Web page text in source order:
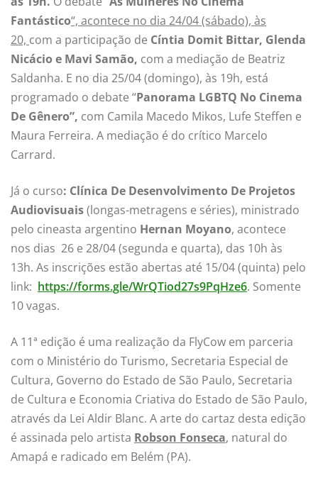
Fantástico“, acontece no dia 24/04 (sábado), às
20, com a participação de Cíntia Domit Bittar, Glenda
Nicácio e Mavi Samão, com a mediação de Beatriz
Saldanha. E no dia 25/04 (domingo), às 19h, está
programado o debate “Panorama LGBTQ No Cinema
De Gênero”, com Camila Macedo Mikos, Lufe Steffen e
Maura Ferreira. A mediação é do crítico Marcelo
Carrard.
Já o curso: Clínica De Desenvolvimento De Projetos
Audiovisuais(longas-metragens e séries), ministrado
pelo cineasta argentino Hernan Moyano, acontece
nos dias 26 e 28/04 (segunda e quarta), das 10h às
13h. As inscrições estão abertas até 15/04 (quinta) pelo
link: https://forms.gle/WrQTiod27s9PqHze6. Somente
10 vagas.
A 11ª edição é uma realização da FlyCow em parceria
com o Ministério do Turismo, Secretaria Especial de
Cultura, Governo do Estado de São Paulo, Secretaria
de Cultura e Economia Criativa do Estado de São Paulo,
através da Lei Aldir Blanc. A arte do cartaz desta edição
é assinada pelo artista Robson Fonseca, natural do
Amapá e radicado em Belém (PA).